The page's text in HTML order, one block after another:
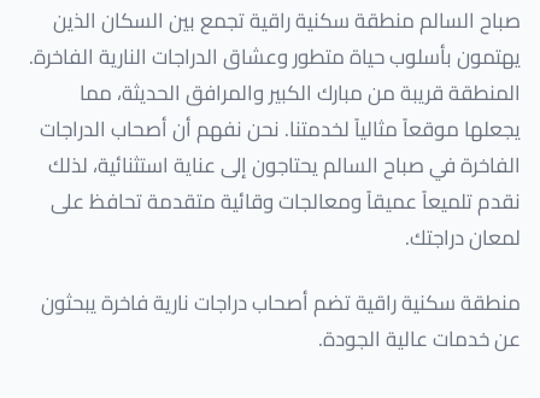
صباح السالم منطقة سكنية راقية تجمع بين السكان الذين
يهتمون بأسلوب حياة متطور وعشاق الدراجات النارية الفاخرة.
المنطقة قريبة من مبارك الكبير والمرافق الحديثة، مما
يجعلها موقعاً مثالياً لخدمتنا. نحن نفهم أن أصحاب الدراجات
الفاخرة في صباح السالم يحتاجون إلى عناية استثنائية، لذلك
نقدم تلميعاً عميقاً ومعالجات وقائية متقدمة تحافظ على
لمعان دراجتك.
منطقة سكنية راقية تضم أصحاب دراجات نارية فاخرة يبحثون
عن خدمات عالية الجودة.